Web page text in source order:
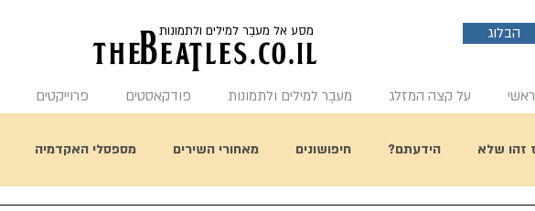
הבלוג theBeaTles.co.il
מסע אל מעבֶר למילים ולתמונות
על קצה המזלג מעבֶר למילים ולתמונות פודקאסטים פרוייקטים
זהו שלא הידעתם? חיפושונים מאחורי השירים מספסלי האקדמיה